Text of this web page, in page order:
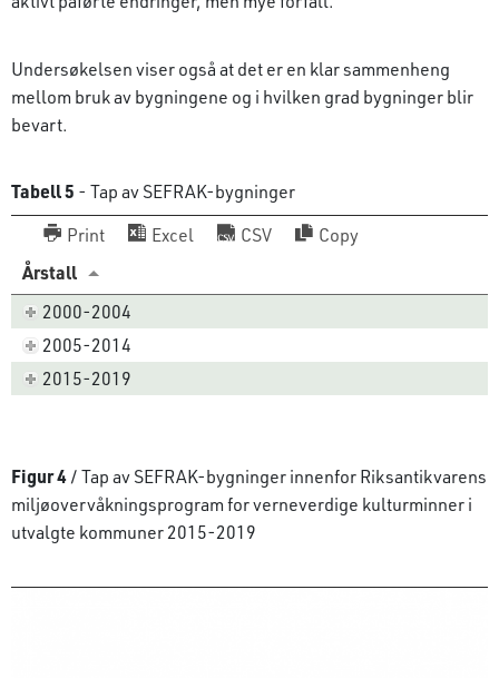
Undersøkelsen viser også at det er en klar sammenheng
mellom bruk av bygningene og i hvilken grad bygninger blir
bevart.
Tabell 5 - Tap av SEFRAK-bygninger
Print
Excel CSV
Copy
Årstall
2000-2004
2005-2014
2015-2019
Figur 4/ Tap av SEFRAK-bygninger innenfor Riksantikvarens
miljøovervåkningsprogram for verneverdige kulturminner i
utvalgte kommuner 2015-2019